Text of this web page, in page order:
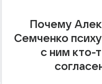
Почему
Семченко
с ним кто-